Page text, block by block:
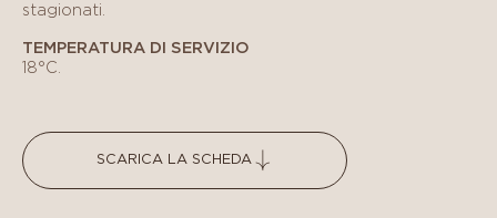
stagionati.
TEMPERATURA DI SERVIZIO
18°C.
SCARICA LA SCHEDA